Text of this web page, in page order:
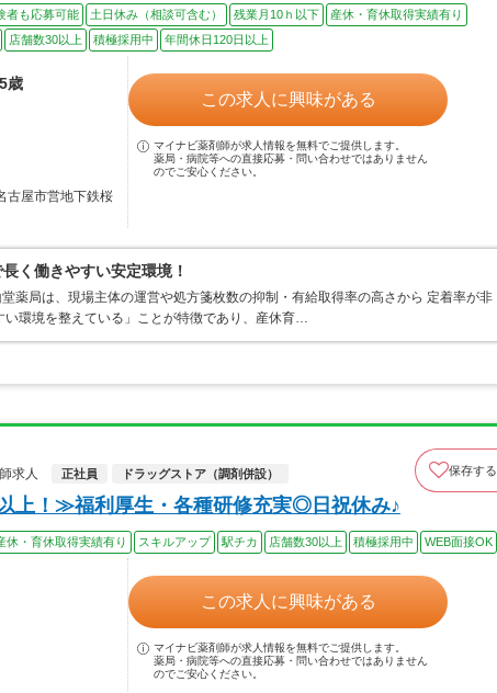
者も応募可能 土日休み（相談可含む） 残業月10ｈ以下
産休・育休取得実績有り
店舗数30以上 積極採用中 年間休日120日以上
歳
古屋市営地下鉄桜
この求人に興味がある
マイナビ薬剤師が求人情報を無料でご提供します。
薬局・病院等への直接応募・問い合わせではありません
のでご安心ください。
く働きやすい安定環境！
薬局は、現場主体の運営や処方箋枚数の抑制・有給取得率の高さから 定着率が非
環境を整えている」ことが特徴であり、産休育…
求人
正社員 ドラッグストア（調剤併設） 保存する
上！≫福利厚生・各種研修充実◎日祝休み♪
休・育休取得実績有り スキルアップ 駅チカ 店舗数30以上 積極採用中 WEB面接OK
この求人に興味がある
マイナビ薬剤師が求人情報を無料でご提供します。
薬局・病院等への直接応募・問い合わせではありません
のでご安心ください。